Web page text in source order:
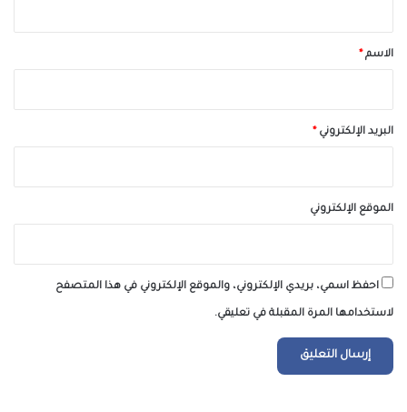
*الاسم*
البريد الإلكتروني*
الموقع الإلكتروني
احفظ اسمي، بريدي الإلكتروني، والموقع الإلكتروني في هذا المتصفح
لاستخدامها المرة المقبلة في تعليقي.